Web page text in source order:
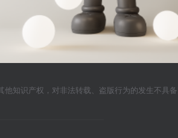
知识产权，对非法转载、盗版行为的发生不具